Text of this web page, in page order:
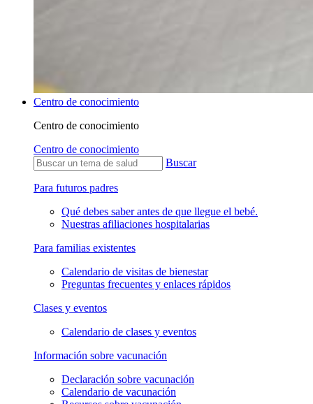
Centro de conocimiento
Centro de conocimiento
Centro de conocimiento
Buscar
Para futuros padres
Qué debes saber antes de que llegue el bebé.
Nuestras afiliaciones hospitalarias
Para familias existentes
Calendario de visitas de bienestar
Preguntas frecuentes y enlaces rápidos
Clases y eventos
Calendario de clases y eventos
Información sobre vacunación
Declaración sobre vacunación
Calendario de vacunación